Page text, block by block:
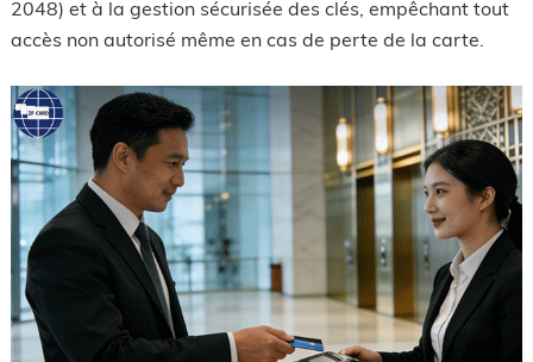
2048) et à la gestion sécurisée des clés, empêchant tout
accès non autorisé même en cas de perte de la carte.